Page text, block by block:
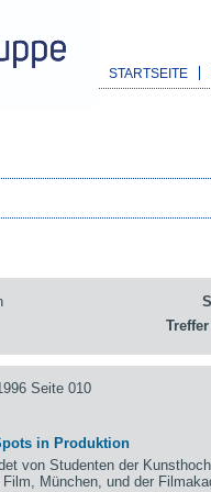
STARTSEITE
Seite 010
in Produktion
von Studenten der
München, und der